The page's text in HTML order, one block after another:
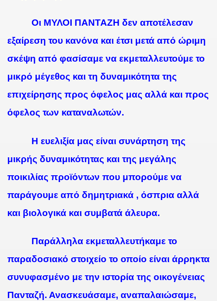
Οι ΜΥΛΟΙ ΠΑΝΤΑΖΗ δεν αποτέλεσαν
εξαίρεση του κανόνα και έτσι μετά από ώριμη
σκέψη από φασίσαμε να εκμεταλλευτούμε το
μικρό μέγεθος και τη δυναμικότητα της
επιχείρησης προς όφελος μας αλλά και προς
όφελος των καταναλωτών.
Η ευελιξία μας είναι συνάρτηση της
μικρής δυναμικότητας και της μεγάλης
ποικιλίας προϊόντων που μπορούμε να
παράγουμε από δημητριακά , όσπρια αλλά
και βιολογικά και συμβατά άλευρα.
Παράλληλα εκμεταλλευτήκαμε το
παραδοσιακό στοιχείο το οποίο είναι άρρηκτα
συνυφασμένο με την ιστορία της οικογένειας
Πανταζή. Ανασκευάσαμε, αναπαλαιώσαμε,